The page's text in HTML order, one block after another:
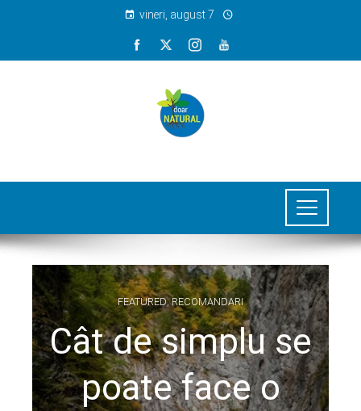
vineri, august 7
FEATURED,RECOMANDARI
Cât de simplu se
poate face o